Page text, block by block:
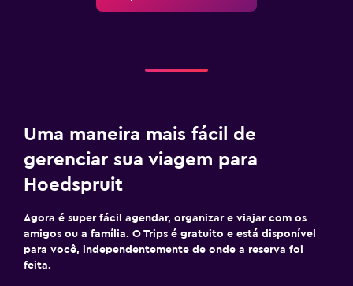
Prensa para calças
Quarto
Guarda-roupa ou armário
Uma maneira mais fácil de
gerenciar sua viagem para
Hoedspruit
Agora é super fácil agendar, organizar e viajar com os
amigos ou a família. O Trips é gratuito e está disponível
para você, independentemente de onde a reserva foi
feita.